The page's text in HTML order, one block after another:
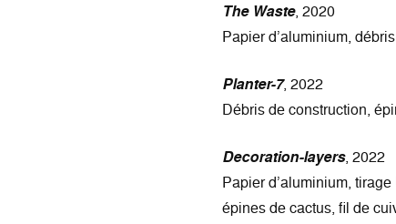
The Waste, 2020
Papier d’aluminium,
Planter-7, 2022
Débris de construction,
Decoration-layers, 2022
Papier d’aluminium,
épines de cactus, fil de